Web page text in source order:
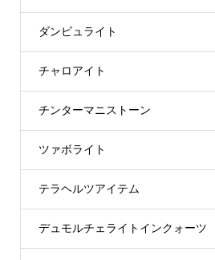
ダンビュライト
チャロアイト
チンターマニストーン
ツァボライト
テラヘルツアイテム
デュモルチェライトインクォーツ